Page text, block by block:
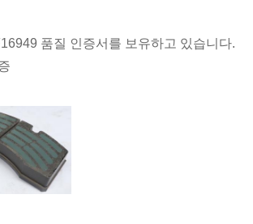
품질 인증서를 보유하고 있습니다.